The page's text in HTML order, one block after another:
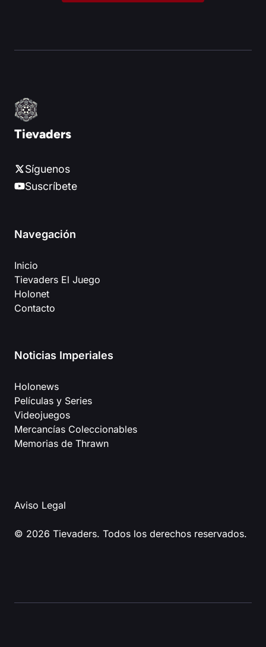
Tievaders
Síguenos
Suscríbete
Navegación
Inicio
Tievaders El Juego
Holonet
Contacto
Noticias Imperiales
Holonews
Películas y Series
Videojuegos
Mercancías Coleccionables
Memorias de Thrawn
© 2026 Tievaders. Todos los derechos reservados.
Aviso Legal